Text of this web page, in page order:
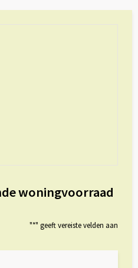
woningvoorraad
"*" geeft vereiste velden aan